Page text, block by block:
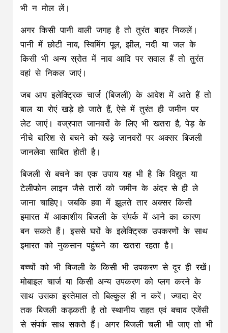
भी न मोल लें।
अगर किसी पानी वाली जगह है तो तुरंत बाहर निकलें।
पानी में छोटी नाव, स्विमिंग पूल, झील, नदी या जल के
किसी भी अन्य स्रोत में नाव आदि पर सवाल हैं तो तुरंत
वहां से निकल जाएं।
जब आप इलेक्ट्रिक चार्ज (बिजली) के आवेश में आते हैं तो
बाल या रोएं खड़े हो जाते हैं, ऐसे में तुरंत ही जमीन पर
लेट जाएं। वज्रपात जानवरों के लिए भी खतरा है, पेड़ के
नीचे बारिश से बचने को खड़े जानवरों पर अक्सर बिजली
जानलेवा साबित होती है।
बिजली से बचने का एक उपाय यह भी है कि विद्युत या
टेलीफोन लाइन जैसे तारों को जमीन के अंदर से ही ले
जाना चाहिए। जबकि हवा में झूलते तार अक्सर किसी
इमारत में आकाशीय बिजली के संपर्क में आने का कारण
बन सकते हैं। इससे घरों के इलेक्ट्रिक उपकरणों के साथ
इमारत को नुकसान पहुंचने का खतरा रहता है।
बच्चों को भी बिजली के किसी भी उपकरण से दूर ही रखें।
मोबाइल चार्ज या किसी अन्य उपकरण को प्लग करने के
साथ उसका इस्तेमाल तो बिल्कुल ही न करें। ज्यादा देर
तक बिजली कड़कती है तो स्थानीय राहत एवं बचाव एजेंसी
से संपर्क साध सकते हैं। अगर बिजली चली भी जाए तो भी